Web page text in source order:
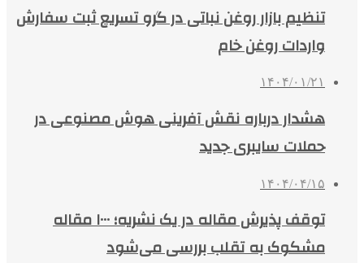
تنظیم بازار روغن نباتی در گرو تسریع ثبت سفارش
واردات روغن خام
۱۴۰۴/۰۱/۲۱
هشدار درباره نقش آفرینی هوش مصنوعی در
حملات سایبری جدید
۱۴۰۴/۰۴/۱۵
توقف پذیرش مقاله در یک نشریه؛ ۱۰۰۰ مقاله
مشکوک به تقلب بررسی می‌شود